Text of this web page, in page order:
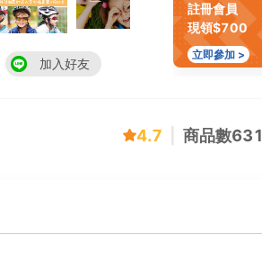
加入好友
註冊會員
現領$700
立即參加 >
4.7 商品數631